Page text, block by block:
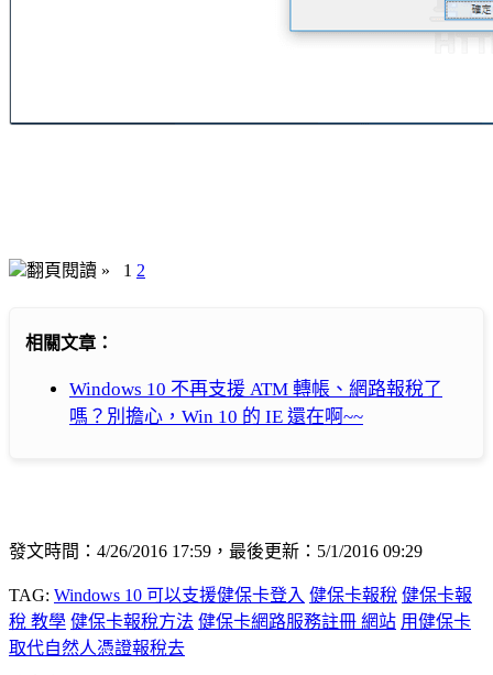
翻頁閱讀 » 1 2
相關文章：
Windows 10 不再支援 ATM 轉帳、網路報稅了
嗎？別擔心，Win 10 的 IE 還在啊~~
發文時間：4/26/2016 17:59，最後更新：5/1/2016 09:29
TAG: Windows 10 可以支援健保卡登入 健保卡報稅 健保卡報
稅 教學 健保卡報稅方法 健保卡網路服務註冊 網站 用健保卡
取代自然人憑證報稅去